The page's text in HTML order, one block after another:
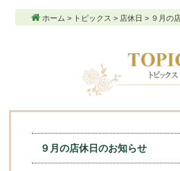
ホーム > トピックス > 店休日 > ９月の
９月の店休日のお知らせ